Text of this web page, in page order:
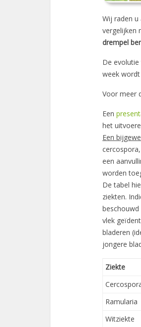
Wij raden
vergelijken
drempel
De
week
Voor meer
Een
het
Een
een
worden
De tabel
ziekten.
beschouwd
vlek
bladeren
jongere
Ziekte
Ramularia
Witziekte